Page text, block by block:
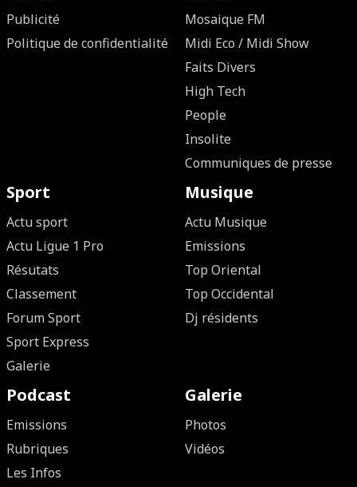
Publicité
Politique de confidentialité
Mosaique FM
Midi Eco / Midi Show
Faits Divers
High Tech
People
Insolite
Communiques de presse
Sport
Actu sport
Actu Ligue 1 Pro
Résutats
Classement
Forum Sport
Sport Express
Galerie
Musique
Actu Musique
Emissions
Top Oriental
Top Occidental
Dj résidents
Podcast
Emissions
Rubriques
Les Infos
Galerie
Photos
Vidéos